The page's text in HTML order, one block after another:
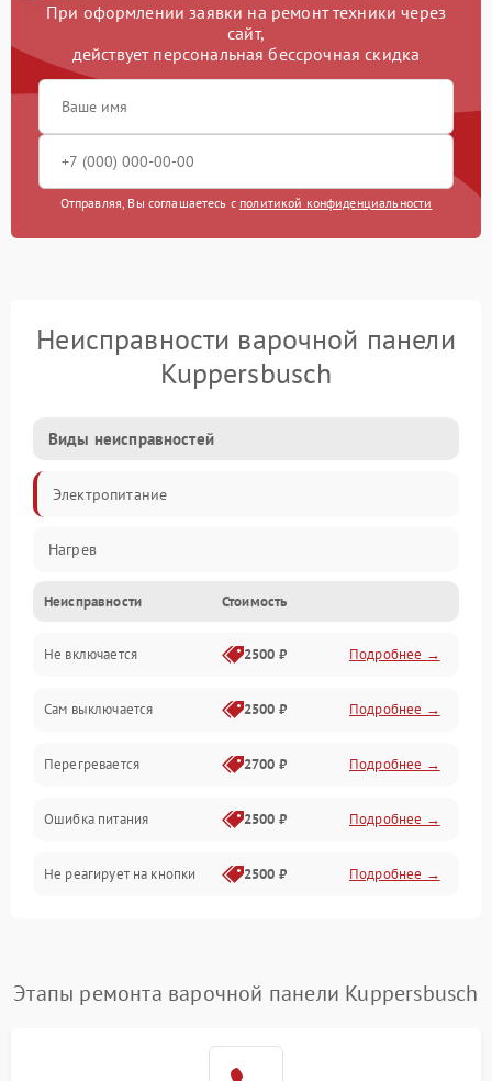
При оформлении заявки на ремонт техники через
сайт,
действует персональная бессрочная скидка
Отправляя, Вы соглашаетесь с политикой конфиденциальности
Неисправности варочной панели
Kuppersbusch
Виды неисправностей
Электропитание
Нагрев
Неисправности Стоимость
Не включается 2500 ₽ Подробнее →
Сам выключается 2500 ₽ Подробнее →
Перегревается 2700 ₽ Подробнее →
Ошибка питания 2500 ₽ Подробнее →
Не реагирует на кнопки 2500 ₽ Подробнее →
Этапы ремонта варочной панели Kuppersbusch